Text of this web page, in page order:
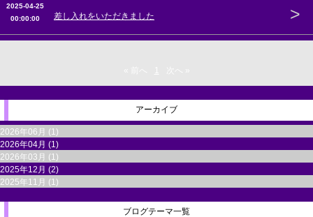
2025-04-25
00:00:00
差し入れをいただきました >
1
アーカイブ
2026年06月 (1)
2026年04月 (1)
2026年03月 (1)
2025年12月 (2)
2025年11月 (1)
ブログテーマ一覧